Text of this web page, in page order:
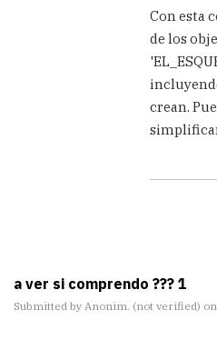
Con esta
de los
crean.
a ver si comprendo ??? 1
Submitted by Anonim. (not verified)